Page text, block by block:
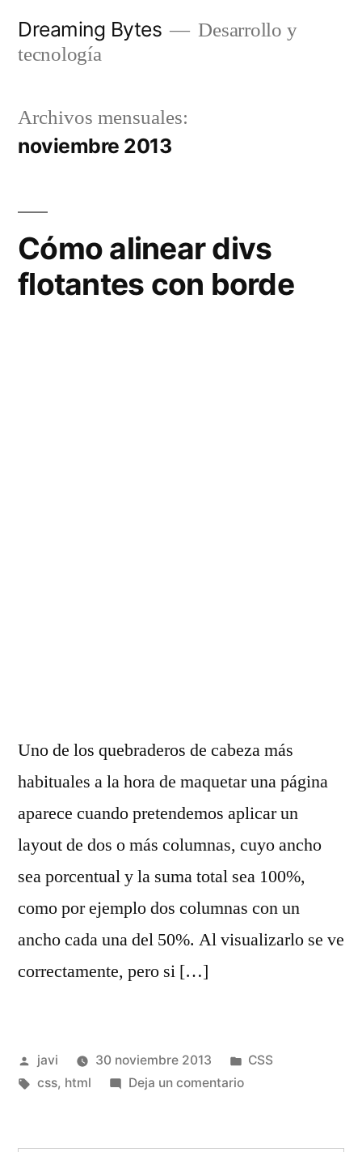
Dreaming Bytes
Desarrollo y
tecnología
Archivos mensuales:
noviembre 2013
Cómo alinear divs
flotantes con borde
Uno de los quebraderos de cabeza más
habituales a la hora de maquetar una página
aparece cuando pretendemos aplicar un
layout de dos o más columnas, cuyo ancho
sea porcentual y la suma total sea 100%,
como por ejemplo dos columnas con un
ancho cada una del 50%. Al visualizarlo se ve
correctamente, pero si […]
Publicado
por
javi 30 noviembre 2013
Publicado
CSS
Etiquetas:
css, html Deja un comentarioen